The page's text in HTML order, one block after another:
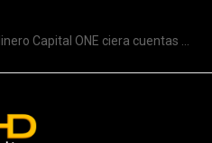
Trump por posible lavado de dinero Capital ONE ciera cuentas de Trump